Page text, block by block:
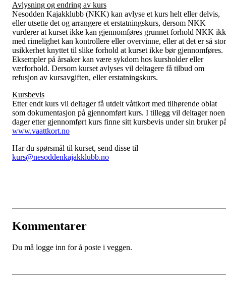
Avlysning og endring av kurs
Nesodden Kajakklubb (NKK) kan avlyse et kurs helt eller delvis,
eller utsette det og arrangere et erstatningskurs, dersom NKK
vurderer at kurset ikke kan gjennomføres grunnet forhold NKK
med rimelighet kan kontrollere eller overvinne, eller at det er så stor
usikkerhet knyttet til slike forhold at kurset ikke bør gjennomføres.
Eksempler på årsaker kan være sykdom hos kursholder eller
værforhold. Dersom kurset avlyses vil deltagere få tilbud om
refusjon av kursavgiften, eller erstatningskurs.
Kursbevis
Etter endt kurs vil deltager få utdelt våttkort med tilhørende oblat
som dokumentasjon på gjennomført kurs. I tillegg vil deltager noen
dager etter gjennomført kurs finne sitt kursbevis under sin bruker
www.vaattkort.no
Har du spørsmål til kurset, send disse til
kurs@nesoddenkajakklubb.no
Kommentarer
Du må logge inn for å poste i veggen.